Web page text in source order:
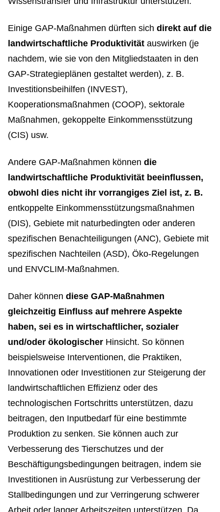
Einige GAP-Maßnahmen dürften sich direkt auf die
landwirtschaftliche Produktivität auswirken (je
nachdem, wie sie von den Mitgliedstaaten in den
GAP-Strategieplänen gestaltet werden), z. B.
Investitionsbeihilfen (INVEST),
Kooperationsmaßnahmen (COOP), sektorale
Maßnahmen, gekoppelte Einkommensstützung
(CIS) usw.
Andere GAP-Maßnahmen können die
landwirtschaftliche Produktivität beeinflussen,
obwohl dies nicht ihr vorrangiges Ziel ist, z. B.
entkoppelte Einkommensstützungsmaßnahmen
(DIS), Gebiete mit naturbedingten oder anderen
spezifischen Benachteiligungen (ANC), Gebiete mit
spezifischen Nachteilen (ASD), Öko-Regelungen
und ENVCLIM-Maßnahmen.
Daher können diese GAP-Maßnahmen
gleichzeitig Einfluss auf mehrere Aspekte
haben, sei es in wirtschaftlicher, sozialer
und/oder ökologischer Hinsicht. So können
beispielsweise Interventionen, die Praktiken,
Innovationen oder Investitionen zur Steigerung der
landwirtschaftlichen Effizienz oder des
technologischen Fortschritts unterstützen, dazu
beitragen, den Inputbedarf für eine bestimmte
Produktion zu senken. Sie können auch zur
Verbesserung des Tierschutzes und der
Beschäftigungsbedingungen beitragen, indem sie
Investitionen in Ausrüstung zur Verbesserung der
Stallbedingungen und zur Verringerung schwerer
Arbeit oder langer Arbeitszeiten unterstützen. Da